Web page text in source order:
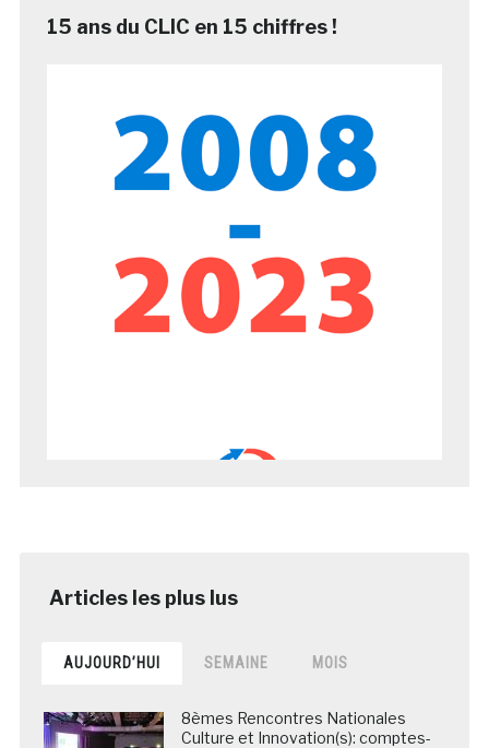
15 ans du CLIC en 15 chiffres !
AUJOURD’HUI SEMAINE MOIS
8èmes Rencontres Nationales
Culture et Innovation(s): comptes-